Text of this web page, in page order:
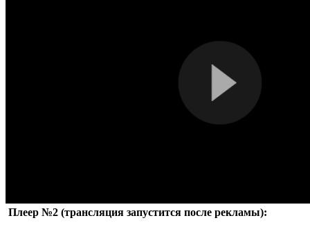
Плеер №2 (трансляция запустится после рекламы):